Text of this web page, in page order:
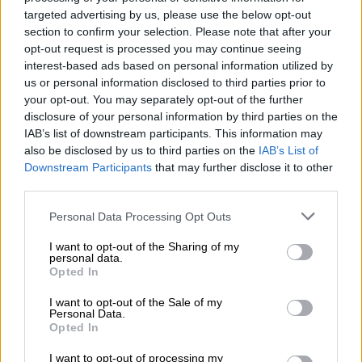
targeted advertising by us, please use the below opt-out
section to confirm your selection. Please note that after your
opt-out request is processed you may continue seeing
interest-based ads based on personal information utilized by
us or personal information disclosed to third parties prior to
your opt-out. You may separately opt-out of the further
disclosure of your personal information by third parties on the
IAB’s list of downstream participants. This information may
also be disclosed by us to third parties on the IAB’s List of
Downstream Participants that may further disclose it to other
Please note that this website/app uses one or more Google
not limited to your visit or usage behaviour. You may click to
grant or deny consent to Google and its third-party tags to
use your data for below specified purposes in below Google
consent section.
Personal Data Processing Opt Outs
I want to opt-out of the Sharing of my
personal data.
Opted In
I want to opt-out of the Sale of my
Personal Data.
Opted In
I want to opt-out of processing my
στοιχείων είναι απαραίτητη η χρήση
μηχανολογικού εξοπλισμού, το πρόστιμο της
παρούσας τετραπλασιάζεται δηλαδή
ανεβαίνει στις 2.000 ευρώ. - Επίσης
πρόστιμο προβλέπεται και για κινητά
εμπόδια, όπως:
αυτοκινήτων,
μοτοσυκλετών,
αποτρέπουν την διέλευση του κοινού
προς τη θάλασσα.
πρόστιμο 500 ευρώ ανά μέτρο που
αντιστοιχεί στο πλάτος της διέλευσης που
παρεμποδίζεται. Αν για την απομάκρυνση